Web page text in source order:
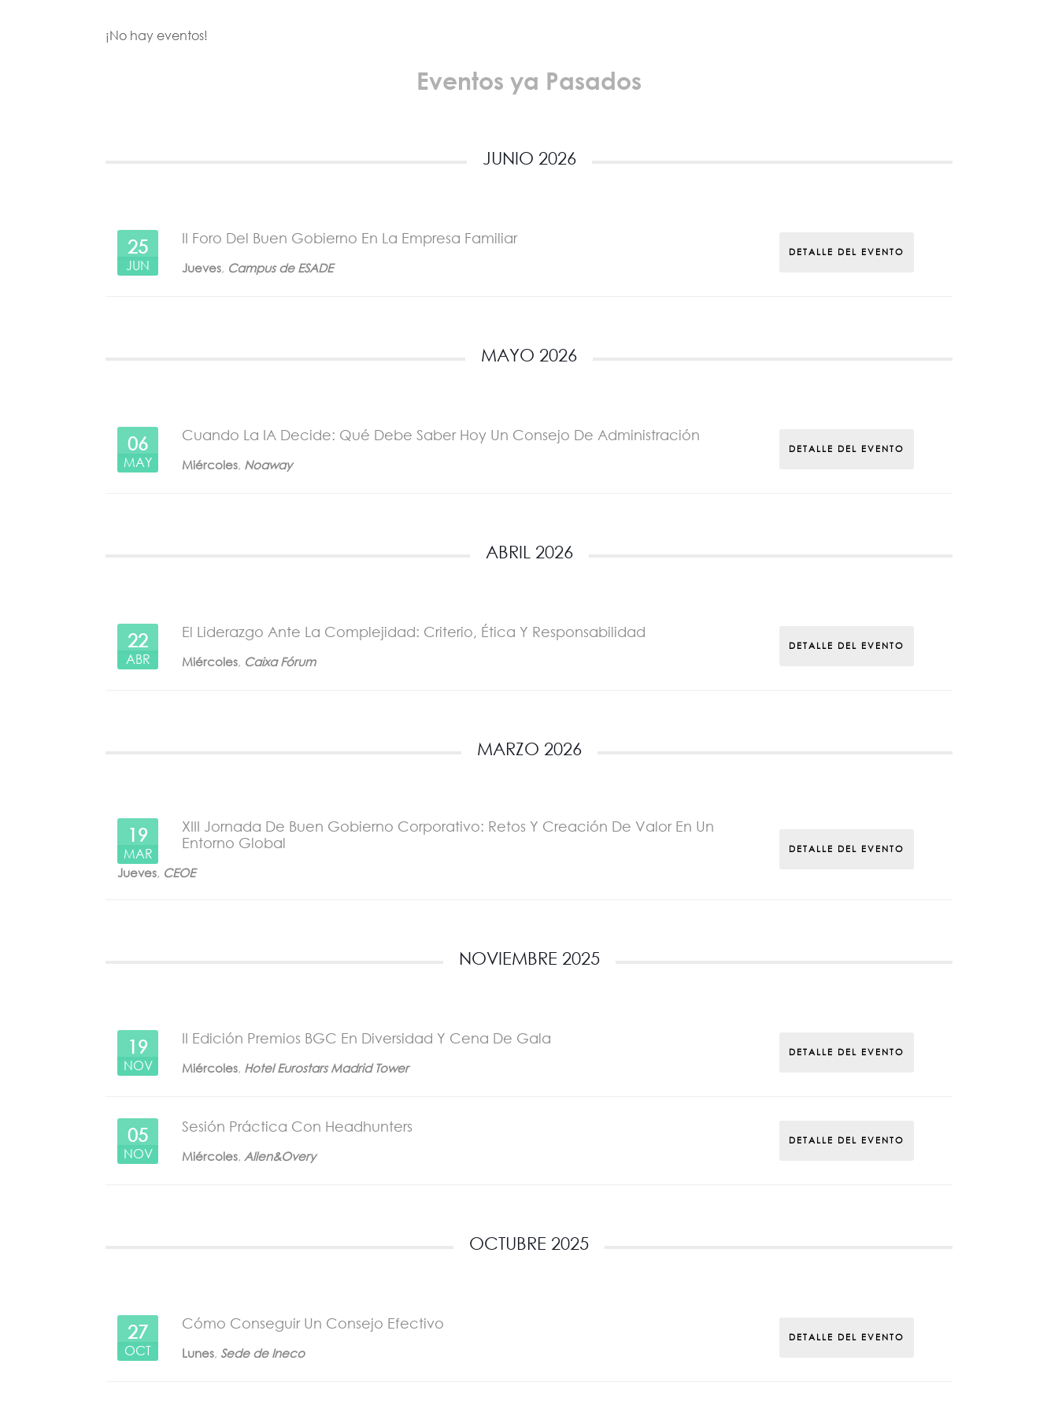
¡No hay eventos!
Eventos ya Pasados
JUNIO 2026
25
JUN
II Foro Del Buen Gobierno En La Empresa Familiar
Jueves, Campus de ESADE
DETALLE DEL EVENTO
MAYO 2026
06
MAY
Cuando La IA Decide: Qué Debe Saber Hoy Un Consejo De Administración
Miércoles, Noaway
DETALLE DEL EVENTO
ABRIL 2026
22
ABR
El Liderazgo Ante La Complejidad: Criterio, Ética Y Responsabilidad
Miércoles, Caixa Fórum
DETALLE DEL EVENTO
MARZO 2026
19
MAR
XIII Jornada De Buen Gobierno Corporativo: Retos Y Creación De Valor En Un
Entorno Global
Jueves, CEOE
DETALLE DEL EVENTO
NOVIEMBRE 2025
19
NOV
II Edición Premios BGC En Diversidad Y Cena De Gala
Miércoles, Hotel Eurostars Madrid Tower
DETALLE DEL EVENTO
05
NOV
Sesión Práctica Con Headhunters
Miércoles, Allen&Overy
DETALLE DEL EVENTO
OCTUBRE 2025
27
OCT
Cómo Conseguir Un Consejo Efectivo
Lunes, Sede de Ineco
DETALLE DEL EVENTO